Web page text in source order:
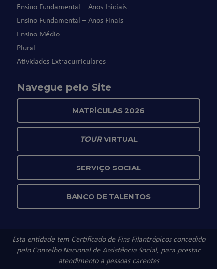
Ensino Fundamental – Anos Iniciais
Ensino Fundamental – Anos Finais
Ensino Médio
Plural
Atividades Extracurriculares
Navegue pelo Site
MATRÍCULAS 2026
TOURVIRTUAL
SERVIÇO SOCIAL
BANCO DE TALENTOS
Esta entidade tem Certificado de Fins Filantrópicos concedido
pelo Conselho Nacional de Assistência Social, para prestar
atendimento a pessoas carentes